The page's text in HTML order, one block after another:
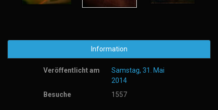
Information
Veröffentlicht am
Samstag, 31. Mai
2014
Besuche
1557